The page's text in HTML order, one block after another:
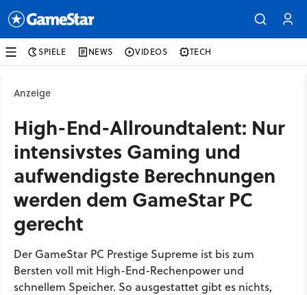
SPIELE NEWS VIDEOS TECH
Anzeige
High-End-Allroundtalent: Nur
intensivstes Gaming und
aufwendigste Berechnungen
werden dem GameStar PC
gerecht
Der GameStar PC Prestige Supreme ist bis zum
Bersten voll mit High-End-Rechenpower und
schnellem Speicher. So ausgestattet gibt es nichts,